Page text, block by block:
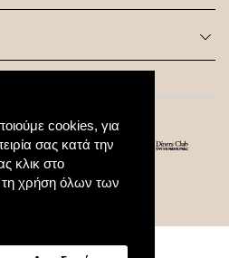
cookies, για
σας κατά την
κλικ στο
χρήση όλων των
Created by